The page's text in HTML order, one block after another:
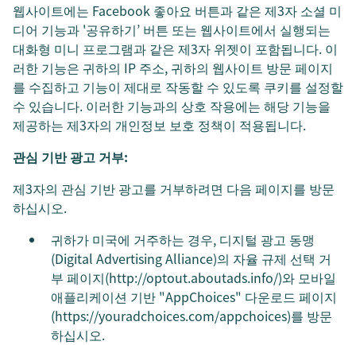
웹사이트에는 Facebook 좋아요 버튼과 같은 제3자 소셜 미
디어 기능과 '공유하기’ 버튼 또는 웹사이트에서 실행되는
대화형 미니 프로그램과 같은 제3자 위젯이 포함됩니다. 이
러한 기능은 귀하의 IP 주소, 귀하의 웹사이트 방문 페이지
를 수집하고 기능이 제대로 작동할 수 있도록 쿠키를 설정할
수 있습니다. 이러한 기능과의 상호 작용에는 해당 기능을
제공하는 제3자의 개인정보 보호 정책이 적용됩니다.
관심 기반 광고 거부:
제3자의 관심 기반 광고를 거부하려면 다음 페이지를 방문
하십시오.
귀하가 미국에 거주하는 경우, 디지털 광고 동맹
(Digital Advertising Alliance)의 자율 규제 선택 거
부 페이지(http://optout.aboutads.info/)와 모바일
애플리케이션 기반 "AppChoices" 다운로드 페이지
(https://youradchoices.com/appchoices)를 방문
하십시오.